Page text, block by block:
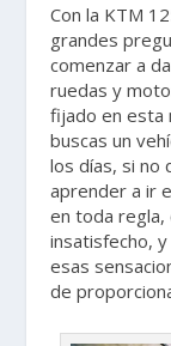
Con la KTM
grandes
comenzar a
ruedas y
fijado en esta
buscas un
los días, si no
aprender a ir
en toda
insatisfecho,
esas
de